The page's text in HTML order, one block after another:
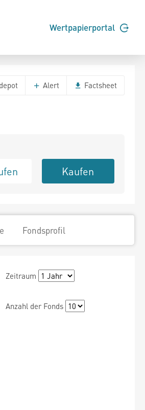
Wertpapierportal
Alert Factsheet
Kaufen
Fondsprofil
Zeitraum
Anzahl der Fonds